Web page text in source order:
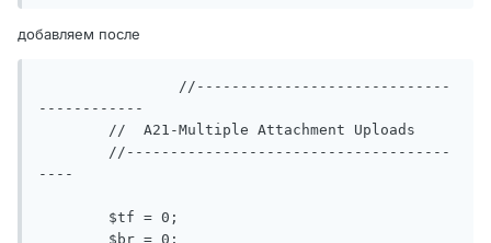
добавляем после
------------
----